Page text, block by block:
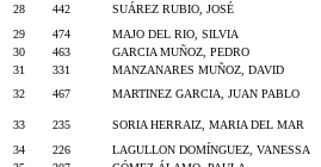
28 442 SUÁREZ RUBIO, JOSÉ
29
474 MAJO DEL RIO, SILVIA
30
463 GARCIA MUÑOZ, PEDRO
31
331 MANZANARES MUÑOZ, DAVID
32
467 MARTINEZ GARCIA, JUAN PABLO
33 235 SORIA HERRAIZ, MARIA DEL MAR
34
226 LAGULLON DOMÍNGUEZ, VANESSA